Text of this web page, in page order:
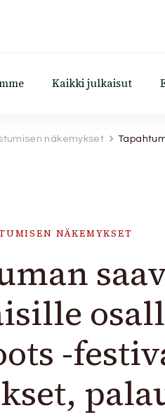
Kaikki julkaisut
näkemykset
NÄKEMYKSET
-